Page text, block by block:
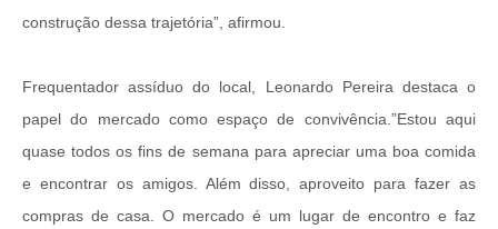
construção dessa trajetória”, afirmou.
Frequentador assíduo do local, Leonardo Pereira destaca o
papel do mercado como espaço de convivência.”Estou aqui
quase todos os fins de semana para apreciar uma boa comida
e encontrar os amigos. Além disso, aproveito para fazer as
compras de casa. O mercado é um lugar de encontro e faz